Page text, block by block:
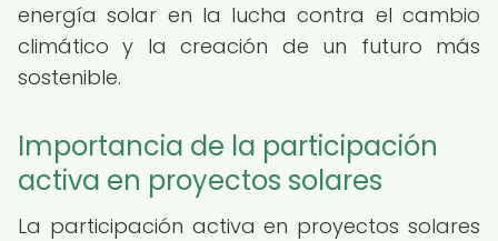
energía solar en la lucha contra el cambio
climático y la creación de un futuro más
sostenible.
Importancia de la participación
activa en proyectos solares
La participación activa en proyectos solares